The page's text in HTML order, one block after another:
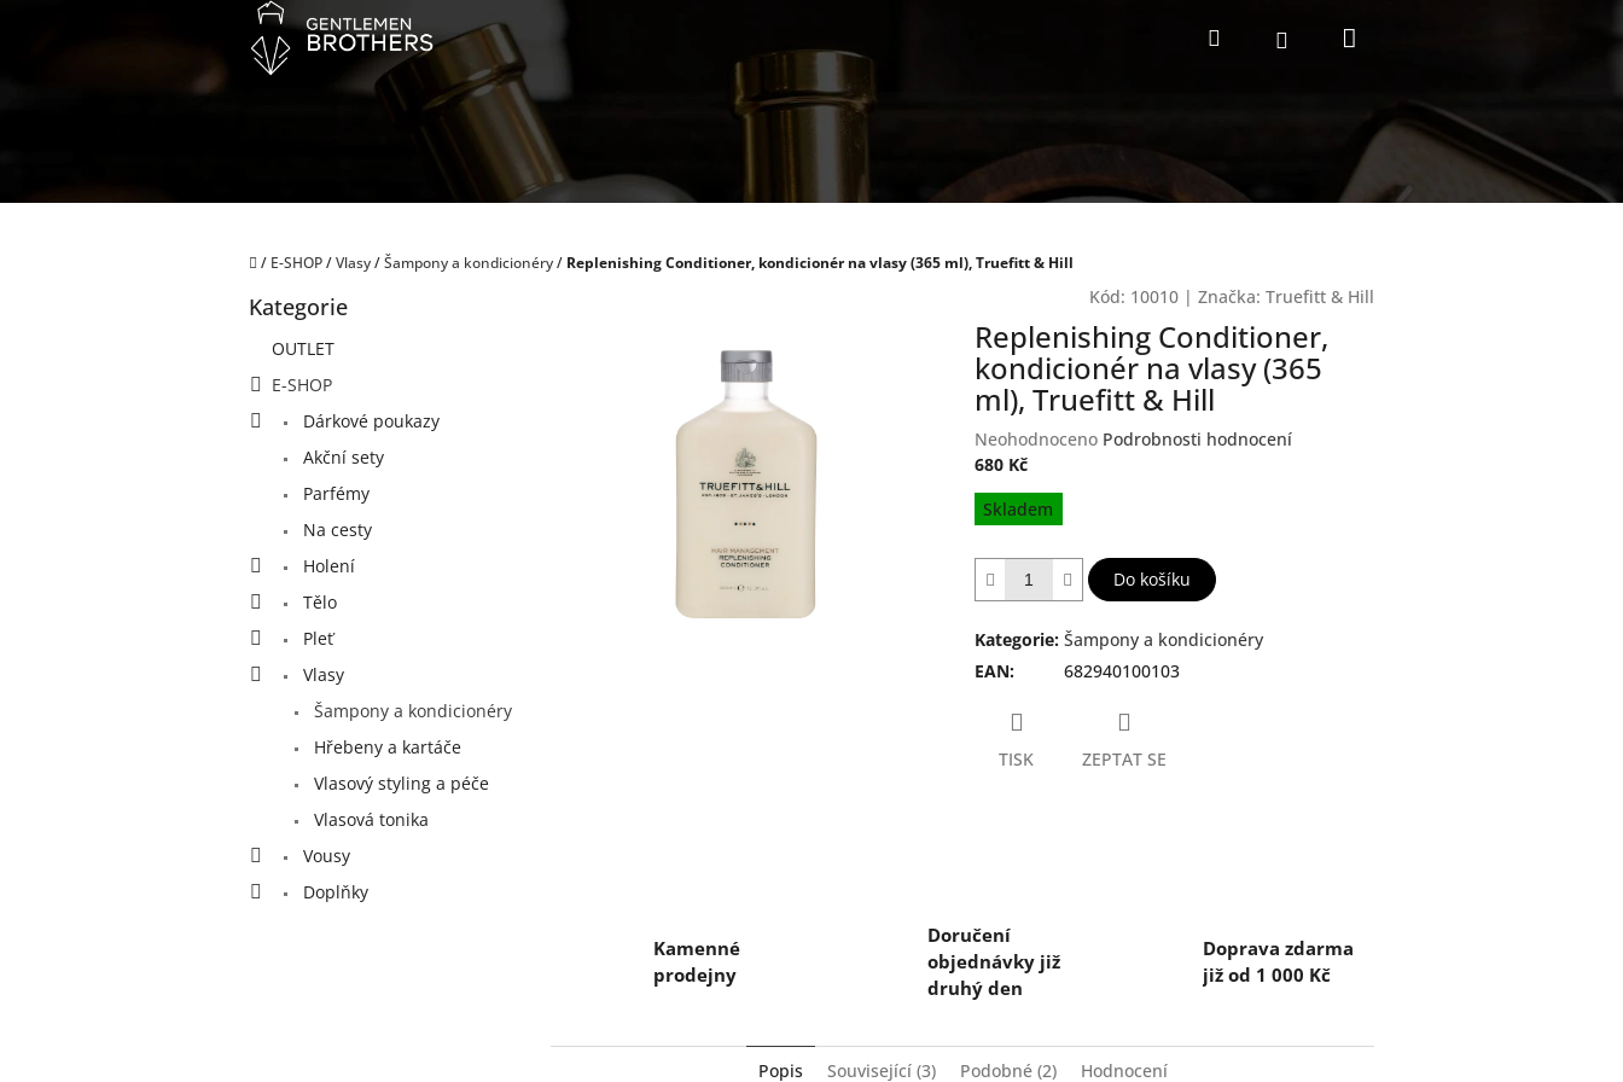
HledatPřihlášení
Domů
/ E-SHOP/Vlasy/Šampony a kondicionéry/ Replenishing Conditioner, kondicionér na vlasy (365 ml), Truefitt & Hill
Přeskočit
Kategorie
OUTLET
E-SHOP
Dárkové poukazy
Akční sety
Parfémy
Na cesty
Holení
Tělo
Pleť
Vlasy
Šampony a kondicionéry
Hřebeny a kartáče
Vlasový styling a péče
Vlasová tonika
Vousy
Doplňky
Kód: 10010 | Značka: Truefitt & Hill
Replenishing Conditioner,
kondicionér na vlasy (365
ml), Truefitt & Hill
Průměrné
hodnocení
je
z
hvězdiček.
Neohodnoceno Podrobnosti hodnocení
680 Kč
Měrná
cena:
Skladem
Do košíku
Kategorie: Šampony a kondicionéry
EAN: 682940100103
TISK ZEPTAT SE
Kamenné
prodejny
Doručení
objednávky již
druhý den
Doprava zdarma
již od 1 000 Kč
Popis Související (3) Podobné (2) Hodnocení